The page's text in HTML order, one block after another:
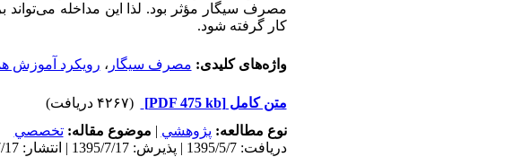
مصرف سیگار مؤثر بود. لذا این مداخله
کار گرفته شود.
واژه‌های کلیدی: مصرف سیگار ، رویکرد آموزش
متن کامل[PDF 475 kb]
(۴۲۶۷ دریافت)
نوع مطالعه: پژوهشي | موضوع مقاله:تخصصي
دریافت: 1395/5/7 | پذیرش: 1395/7/17 | انتشار: 1395/7/17